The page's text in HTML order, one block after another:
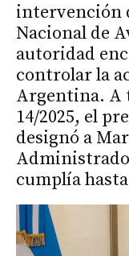
intervención
Nacional de
autoridad
controlar la
Argentina. A
14/2025, el
designó a
cumplía